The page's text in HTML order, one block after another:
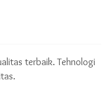
terbaik. Tehnologi